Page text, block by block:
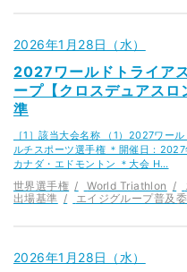
2026年1月28日（水）
2027ワールドトライア
ープ【クロスデュアス
準
［1］該当大会名称 （1）2027ワー
ルチスポーツ選手権 ＊開催日：
カナダ・エドモントン ＊大会 H…
世界選手権 World Triathlon
出場基準
エイジグループ普及
2026年1月28日（水）